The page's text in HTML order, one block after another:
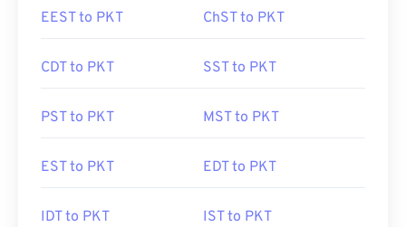
EEST to PKT ChST to PKT
CDT to PKT SST to PKT
PST to PKT MST to PKT
EST to PKT EDT to PKT
IDT to PKT IST to PKT